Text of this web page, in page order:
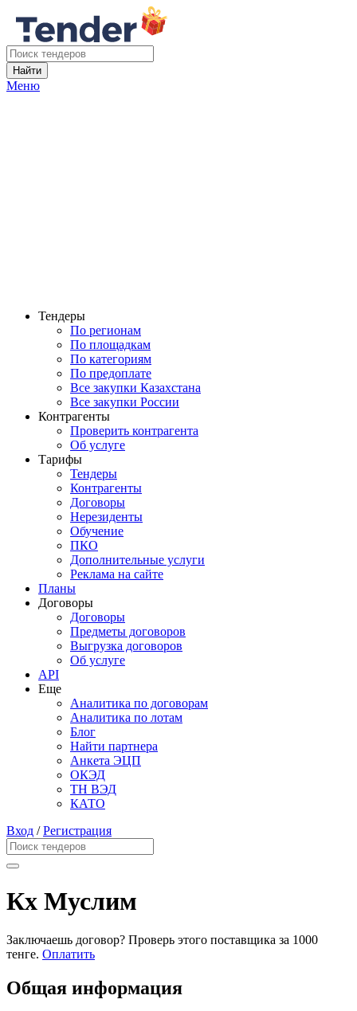
Найти
Меню
Тендеры
По регионам
По площадкам
По категориям
По предоплате
Все закупки Казахстана
Все закупки России
Контрагенты
Проверить контрагента
Об услуге
Тарифы
Тендеры
Контрагенты
Договоры
Нерезиденты
Обучение
ПКО
Дополнительные услуги
Реклама на сайте
Планы
Договоры
Договоры
Предметы договоров
Выгрузка договоров
Об услуге
API
Еще
Аналитика по договорам
Аналитика по лотам
Блог
Найти партнера
Анкета ЭЦП
ОКЭД
ТН ВЭД
КАТО
Вход /Регистрация
Кх Муслим
Заключаешь договор? Проверь этого поставщика за 1000
тенге. Оплатить
Общая информация